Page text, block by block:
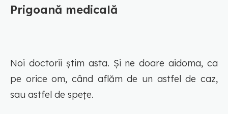
Prigoană medicală
Noi doctorii știm asta. Și ne doare aidoma, ca
pe orice om, când aflăm de un astfel de caz,
sau astfel de spețe.